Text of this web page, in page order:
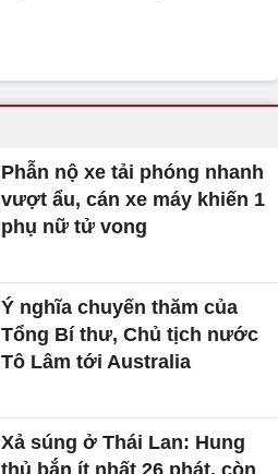
Phẫn nộ xe tải phóng nhanh
vượt ẩu, cán xe máy khiến 1
phụ nữ tử vong
Ý nghĩa chuyến thăm của
Tổng Bí thư, Chủ tịch nước
Tô Lâm tới Australia
Xả súng ở Thái Lan: Hung
thủ bắn ít nhất 26 phát, còn